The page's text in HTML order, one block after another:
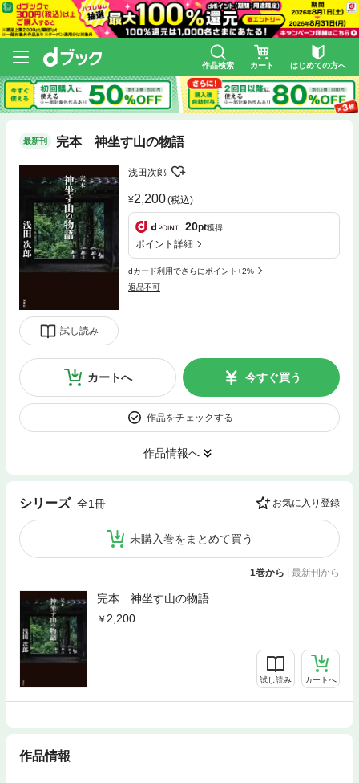
作品検索 カート はじめての方へ
最新刊 完本 神坐す山の物語
試し読み
浅田次郎
2,200(税込)
20pt獲得
ポイント詳細
dカード利用でさらにポイント+2%
返品不可
カートへ 今すぐ買う
作品をチェックする
作品情報へ
シリーズ 全1冊 お気に入り登録
未購入巻をまとめて買う
1巻から | 最新刊から
完本 神坐す山の物語
2,200
試し読み カートへ
作品情報